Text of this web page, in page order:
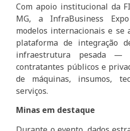
Com apoio institucional da
MG, a InfraBusiness
modelos internacionais e se
plataforma de integração
infraestrutura pesada —
contratantes públicos e
de máquinas, insumos,
serviços.
Minas em destaque